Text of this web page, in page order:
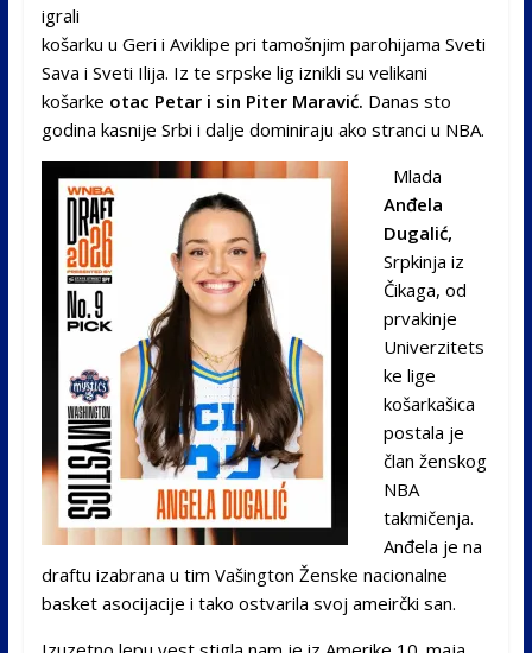
igrali
košarku u Geri i Aviklipe pri tamošnjim parohijama Sveti
Sava i Sveti Ilija. Iz te srpske lig iznikli su velikani
košarke otac Petar i sin Piter Maravić. Danas sto
godina kasnije Srbi i dalje dominiraju ako stranci u NBA.
Mlada
Anđela
Dugalić,
Srpkinja iz
Čikaga, od
prvakinje
Univerzitets
ke lige
košarkašica
postala je
član ženskog
NBA
takmičenja.
Anđela je na
draftu izabrana u tim Vašington Ženske nacionalne
basket asocijacije i tako ostvarila svoj ameirčki san.